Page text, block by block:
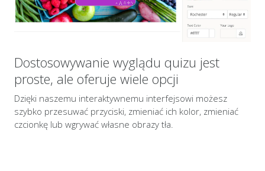
Dostosowywanie wyglądu quizu jest
proste, ale oferuje wiele opcji
Dzięki naszemu interaktywnemu interfejsowi możesz
szybko przesuwać przyciski, zmieniać ich kolor, zmieniać
czcionkę lub wgrywać własne obrazy tła.